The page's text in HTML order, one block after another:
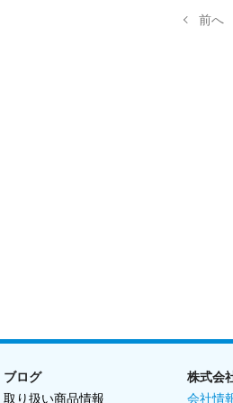
ブログ
取り扱い商品情報
株式会
会社情